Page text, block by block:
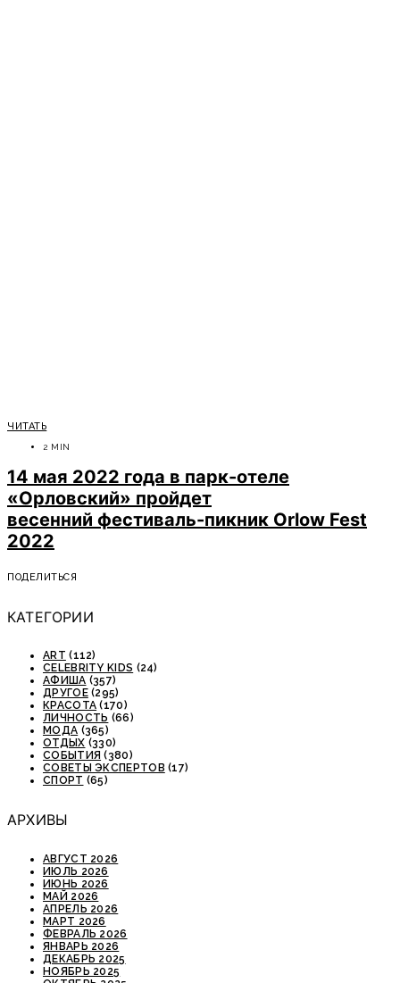
ЧИТАТЬ
2 MIN
14 мая 2022 года в парк-отеле
«Орловский» пройдет
весенний фестиваль-пикник Orlow Fest
2022
ПОДЕЛИТЬСЯ
КАТЕГОРИИ
ART (112)
CELEBRITY KIDS (24)
АФИША (357)
ДРУГОЕ(295)
КРАСОТА (170)
ЛИЧНОСТЬ (66)
МОДА (365)
ОТДЫХ (330)
СОБЫТИЯ (380)
СОВЕТЫ ЭКСПЕРТОВ (17)
СПОРТ (65)
АРХИВЫ
АВГУСТ 2026
ИЮЛЬ 2026
ИЮНЬ 2026
МАЙ 2026
АПРЕЛЬ 2026
МАРТ 2026
ФЕВРАЛЬ 2026
ЯНВАРЬ 2026
ДЕКАБРЬ 2025
НОЯБРЬ 2025